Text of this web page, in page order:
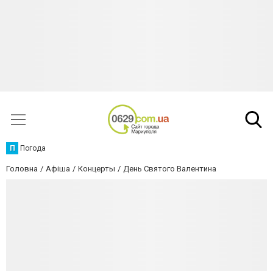
П Погода
Головна Афіша Концерты День Святого Валентина